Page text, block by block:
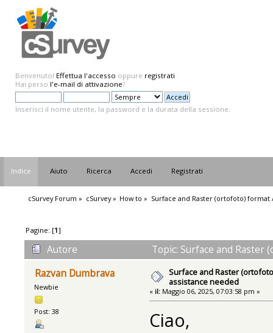
Benvenuto! Effettua l'accesso oppure registrati.
Hai perso l'e-mail di attivazione?
Inserisci il nome utente, la password e la durata della sessione.
Indice Aiuto Ricerca Accedi Registrati
cSurvey Forum » cSurvey» How to » Surface and Raster (ortofoto) format
Pagine: [1]
Autore
Topic: Surface and
Razvan Dumbrava
Newbie
Post: 38
Surface and Raster
assistance needed
« il:Maggio 06, 2025, 07:03:58 pm »
Ciao,